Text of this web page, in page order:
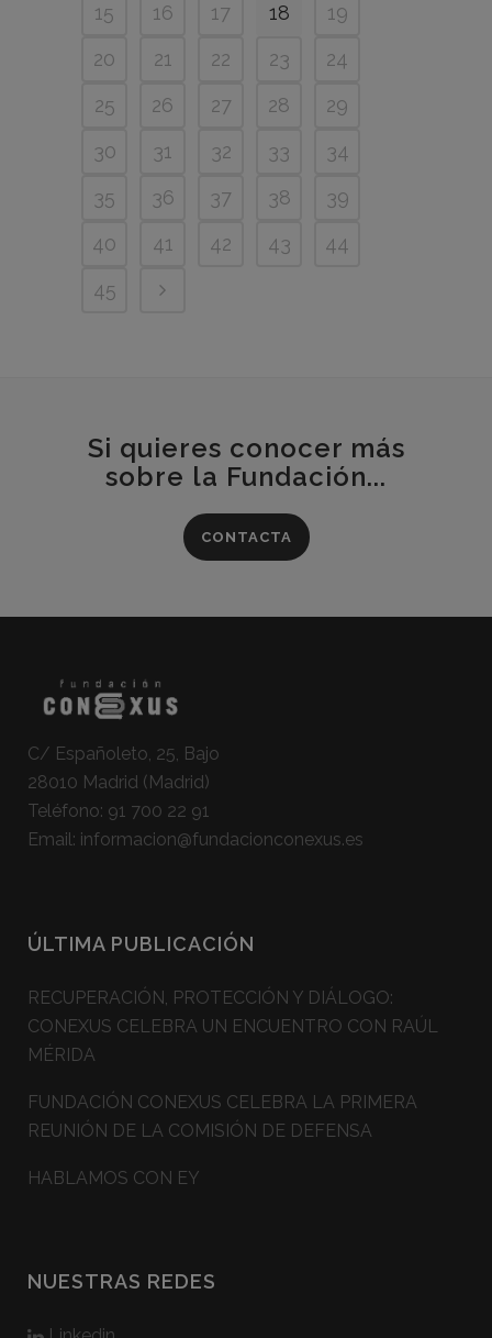
15
16 17 18
19
20
21 22 23
24
25
26 27 28
29
30
31 32 33
34
35
36 37 38
39
40
41 42 43
44
45
Si quieres conocer más
sobre la Fundación...
CONTACTA
C/ Españoleto, 25, Bajo
28010 Madrid (Madrid)
Teléfono: 91 700 22 91
Email: informacion@fundacionconexus.es
ÚLTIMA PUBLICACIÓN
RECUPERACIÓN, PROTECCIÓN Y DIÁLOGO:
CONEXUS CELEBRA UN ENCUENTRO CON RAÚL
MÉRIDA
FUNDACIÓN CONEXUS CELEBRA LA PRIMERA
REUNIÓN DE LA COMISIÓN DE DEFENSA
HABLAMOS CON EY
NUESTRAS REDES